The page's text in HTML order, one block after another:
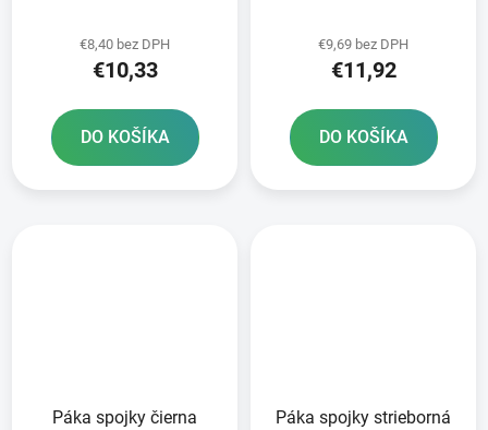
€8,40 bez DPH
€10,33
DO KOŠÍKA
€9,69 bez DPH
€11,92
DO KOŠÍKA
Páka spojky čierna Páka spojky strieborná